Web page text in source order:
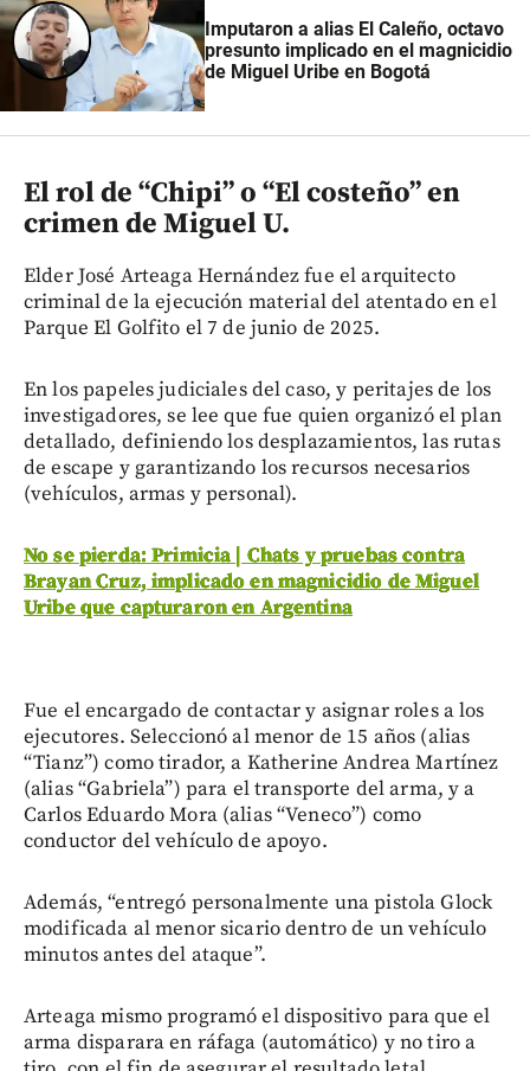
Imputaron a alias El Caleño, octavo
presunto implicado en el magnicidio
de Miguel Uribe en Bogotá
El rol de “Chipi” o “El costeño” en
crimen de Miguel U.
Elder José Arteaga Hernández fue el arquitecto
criminal de la ejecución material del atentado en el
Parque El Golfito el 7 de junio de 2025.
En los papeles judiciales del caso, y peritajes de los
investigadores, se lee que fue quien organizó el plan
detallado, definiendo los desplazamientos, las rutas
de escape y garantizando los recursos necesarios
(vehículos, armas y personal).
No se pierda: Primicia | Chats y pruebas contra
Brayan Cruz, implicado en magnicidio de Miguel
Uribe que capturaron en Argentina
Fue el encargado de contactar y asignar roles a los
ejecutores. Seleccionó al menor de 15 años (alias
“Tianz”) como tirador, a Katherine Andrea Martínez
(alias “Gabriela”) para el transporte del arma, y a
Carlos Eduardo Mora (alias “Veneco”) como
conductor del vehículo de apoyo.
Además, “entregó personalmente una pistola Glock
modificada al menor sicario dentro de un vehículo
minutos antes del ataque”.
Arteaga mismo programó el dispositivo para que el
arma disparara en ráfaga (automático) y no tiro a